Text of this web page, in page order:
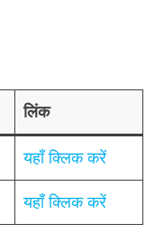
लिंक
यहाँ क्लिक करें
यहाँ क्लिक करें